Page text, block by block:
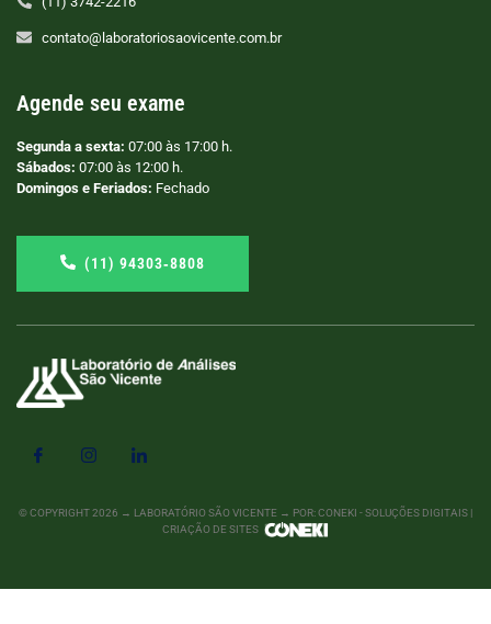
contato@laboratoriosaovicente.com.br
Agende seu exame
Segunda a sexta: 07:00 às 17:00 h.
Sábados: 07:00 às 12:00 h.
Domingos e Feriados: Fechado
(11) 94303‑8808
© COPYRIGHT2026 → LABORATÓRIO SÃO VICENTE → POR: CONEKI - SOLUÇÕES DIGITAIS |
CRIAÇÃO DE SITES